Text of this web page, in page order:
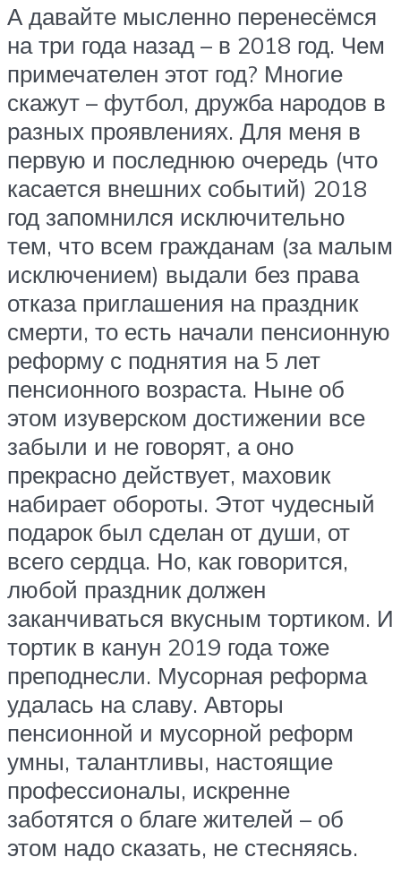
А давайте мысленно перенесёмся
на три года назад – в 2018 год. Чем
примечателен этот год? Многие
скажут – футбол, дружба народов в
разных проявлениях. Для меня в
первую и последнюю очередь (что
касается внешних событий) 2018
год запомнился исключительно
тем, что всем гражданам (за малым
исключением) выдали без права
отказа приглашения на праздник
смерти, то есть начали пенсионную
реформу с поднятия на 5 лет
пенсионного возраста. Ныне об
этом изуверском достижении все
забыли и не говорят, а оно
прекрасно действует, маховик
набирает обороты. Этот чудесный
подарок был сделан от души, от
всего сердца. Но, как говорится,
любой праздник должен
заканчиваться вкусным тортиком. И
тортик в канун 2019 года тоже
преподнесли. Мусорная реформа
удалась на славу. Авторы
пенсионной и мусорной реформ
умны, талантливы, настоящие
профессионалы, искренне
заботятся о благе жителей – об
этом надо сказать, не стесняясь.